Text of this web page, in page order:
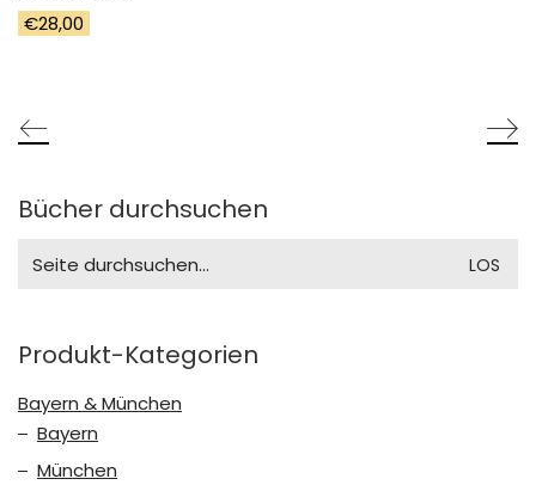
€28,00
Bücher durchsuchen
for:
Produkt-Kategorien
Bayern & München
Bayern
München